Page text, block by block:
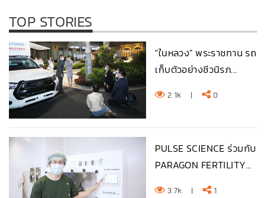
TOP STORIES
"ในหลวง" พระราชทาน รถ
เก็บตัวอย่างชีวนิรภ...
2.1k | 0
PULSE SCIENCE ร่วมกับ
PARAGON FERTILITY...
3.7k | 1